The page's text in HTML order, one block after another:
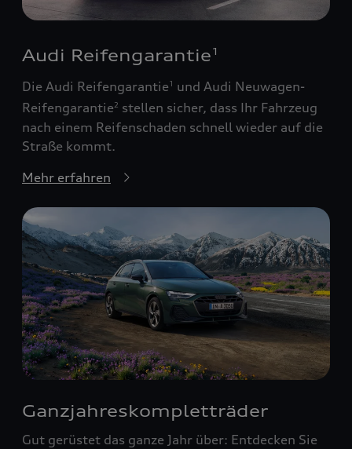
Audi Reifengarantie 1
Die Audi Reifengarantie1
und Audi Neuwagen-
Reifengarantie2 stellen sicher, dass Ihr Fahrzeug
nach einem Reifenschaden schnell wieder auf die
Straße kommt.
Mehr erfahren
Ganzjahreskompletträder
Gut gerüstet das ganze Jahr über: Entdecken Sie